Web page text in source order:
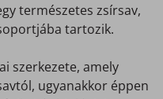
természetes zsírsav,
tartozik.
szerkezete, amely
ugyanakkor éppen